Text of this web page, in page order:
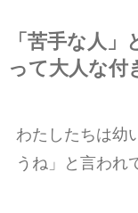
「苦手な人
って大人な付
わたしたちは幼
うね」と言われ